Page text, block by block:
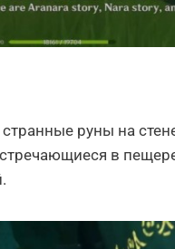
руны на
в